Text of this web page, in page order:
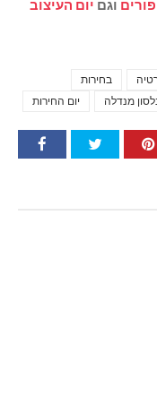
וגם יום העיצוב
בחירות
יום החירות
מנדלה